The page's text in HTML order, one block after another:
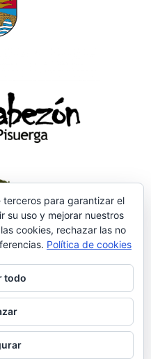
para garantizar el
su uso y mejorar nuestros
cookies, rechazar las no
Política de cookies
todo